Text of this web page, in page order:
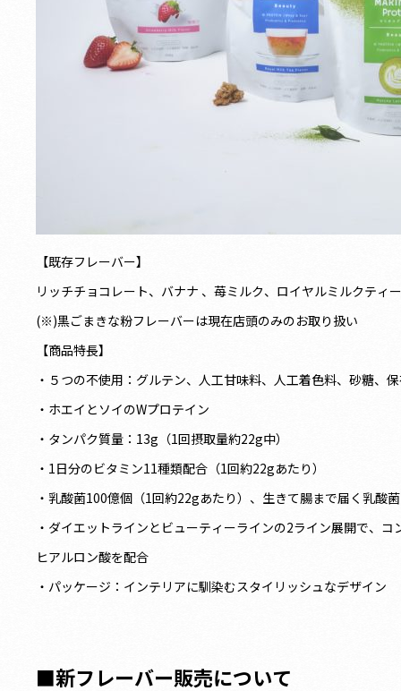
【既存フレーバー】
リッチチョコレート、バナナ 、苺ミルク、ロイヤルミルクテ
(※)黒ごまきな粉フレーバーは現在店頭のみのお取り扱い
【商品特長】
・５つの不使用：グルテン、人工甘味料、人工着色料、砂糖、
・ホエイとソイのWプロテイン
・タンパク質量：13g（1回摂取量約22g中）
・1日分のビタミン11種類配合（1回約22gあたり）
・乳酸菌100億個（1回約22gあたり）、生きて腸まで届く乳酸
・ダイエットラインとビューティーラインの2ライン展開で、
ヒアルロン酸を配合
・パッケージ：インテリアに馴染むスタイリッシュなデザイン
■新フレーバー販売について